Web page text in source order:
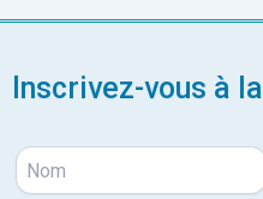
Inscrivez-vous à la